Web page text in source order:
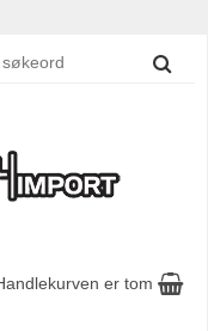
er tom